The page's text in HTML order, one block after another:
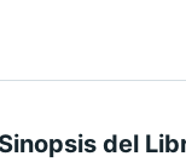
Sinopsis del